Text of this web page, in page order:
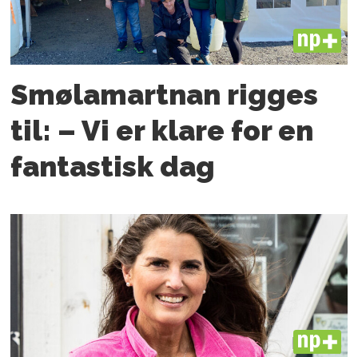
PLUS
Smølamartnan rigges
til: – Vi er klare for en
fantastisk dag
PLUS